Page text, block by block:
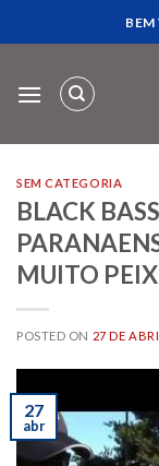
to
BEM
SEM CATEGORIA
BLACK
MUITO
POSTED ON 27 DE
27
abr